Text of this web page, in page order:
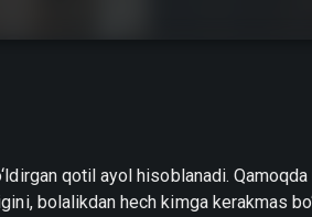
qotil ayol hisoblanadi.
bolalikdan hech kimga kerakmas